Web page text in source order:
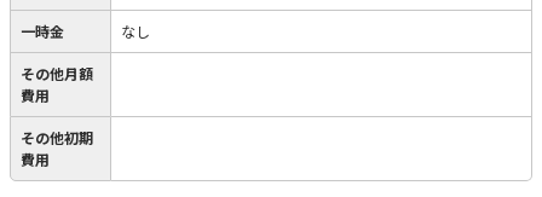
一時金 なし
その他月額
費用
その他初期
費用